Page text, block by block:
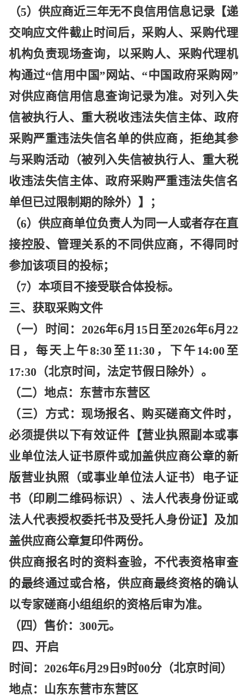
（5）供应商近三年无不良信用信息记录【递
交响应文件截止时间后，采购人、采购代理
机构负责现场查询，以采购人、采购代理机
构通过“信用中国”网站、“中国政府采购网”
对供应商信用信息查询记录为准。对列入失
信被执行人、重大税收违法失信主体、政府
采购严重违法失信名单的供应商，拒绝其参
与采购活动（被列入失信被执行人、重大税
收违法失信主体、政府采购严重违法失信名
单但已过限制期的除外）】；
（6）供应商单位负责人为同一人或者存在直
接控股、管理关系的不同供应商，不得同时
参加该项目的投标；
（7）本项目不接受联合体投标。
三、获取采购文件
（一）时间： 2026年6月15日至2026年6月22
日，每天上午8:30至11:30，下午14:00至
17:30（北京时间，法定节假日除外）。
（二）地点：东营市东营区
（三）方式：现场报名、购买磋商文件时，
必须提供以下有效证件【营业执照副本或事
业单位法人证书原件或加盖供应商公章的新
版营业执照（或事业单位法人证书）电子证
书（印刷二维码标识）、法人代表身份证或
法人代表授权委托书及受托人身份证】及加
盖供应商公章复印件两份。
供应商报名时的资料查验，不代表资格审查
的最终通过或合格，供应商最终资格的确认
以专家磋商小组组织的资格后审为准。
（四）售价： 300元。
四、开启
时间： 2026年6月29日9时00分（北京时间）
地点：山东东营市东营区